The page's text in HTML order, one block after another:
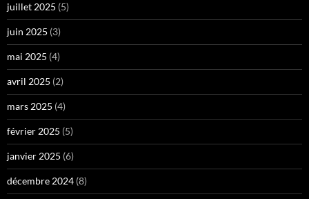
juillet 2025 (5)
juin 2025 (3)
mai 2025 (4)
avril 2025 (2)
mars 2025 (4)
février 2025 (5)
janvier 2025 (6)
décembre 2024 (8)